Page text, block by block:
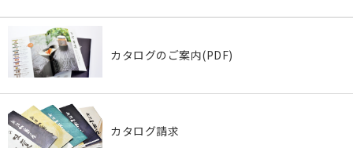
カタログのご案内(PDF)
カタログ請求